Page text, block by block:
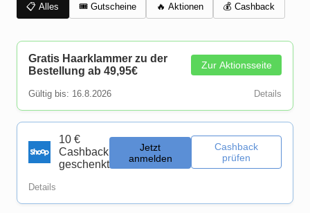
📋 Alles 🎟️ Gutscheine 🔥 Aktionen 💰 Cashback
Gratis Haarklammer zu der
Bestellung ab 49,95€
Zur Aktionsseite
Gültig bis: 16.8.2026 Details
10 €
Cashback
geschenkt
Jetzt
anmelden
Cashback
prüfen
Details